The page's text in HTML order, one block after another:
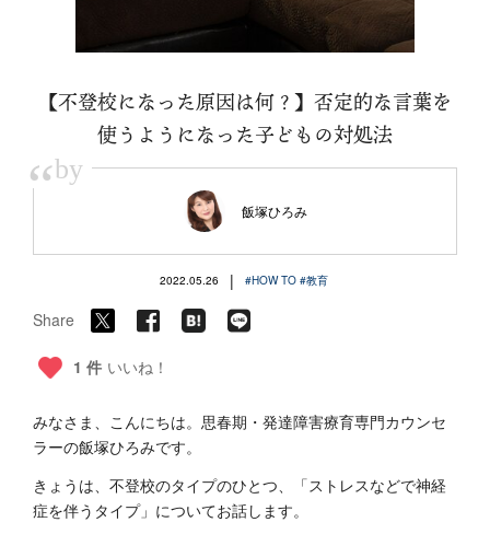
【不登校になった原因は何？】否定的な言葉を
使うようになった子どもの対処法
“by
飯塚ひろみ
2022.05.26 | #HOW TO #教育
Share
1 件 いいね！
みなさま、こんにちは。思春期・発達障害療育専門カウンセ
ラーの飯塚ひろみです。
きょうは、不登校のタイプのひとつ、「ストレスなどで神経
症を伴うタイプ」についてお話します。